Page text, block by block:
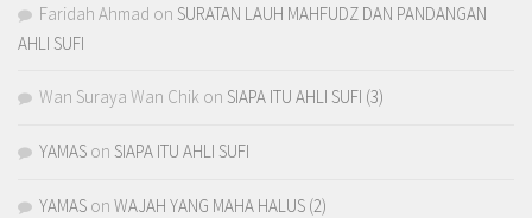
Faridah Ahmad on SURATAN LAUH MAHFUDZ DAN PANDANGAN
AHLI SUFI
Wan Suraya Wan Chik on SIAPA ITU AHLI SUFI (3)
YAMAS on SIAPA ITU AHLI SUFI
YAMAS on WAJAH YANG MAHA HALUS (2)